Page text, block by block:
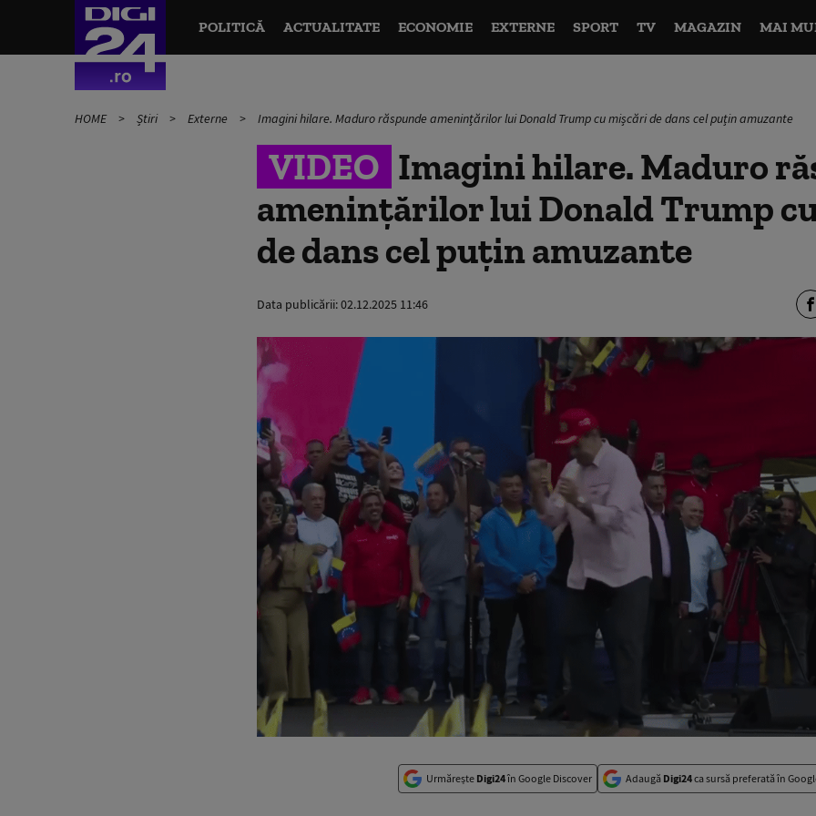
POLITICĂ ACTUALITATE ECONOMIE EXTERNE SPORT TV MAGAZIN MAI
HOME Știri Externe Imagini hilare. Maduro răspunde amenințărilor lui Donald Trump cu mișcări de dans cel puțin amuzante
VIDEO Imagini hilare. Maduro
amenințărilor lui Donald Trump
de dans cel puțin amuzante
Data publicării:02.12.2025 11:46
Urmărește Digi24în Google Discover Adaugă Digi24ca sursă preferată în